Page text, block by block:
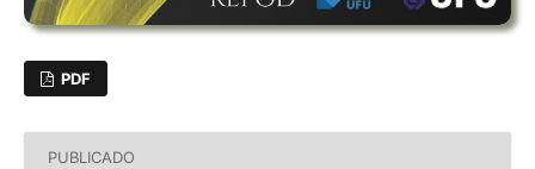
PDF
PUBLICADO